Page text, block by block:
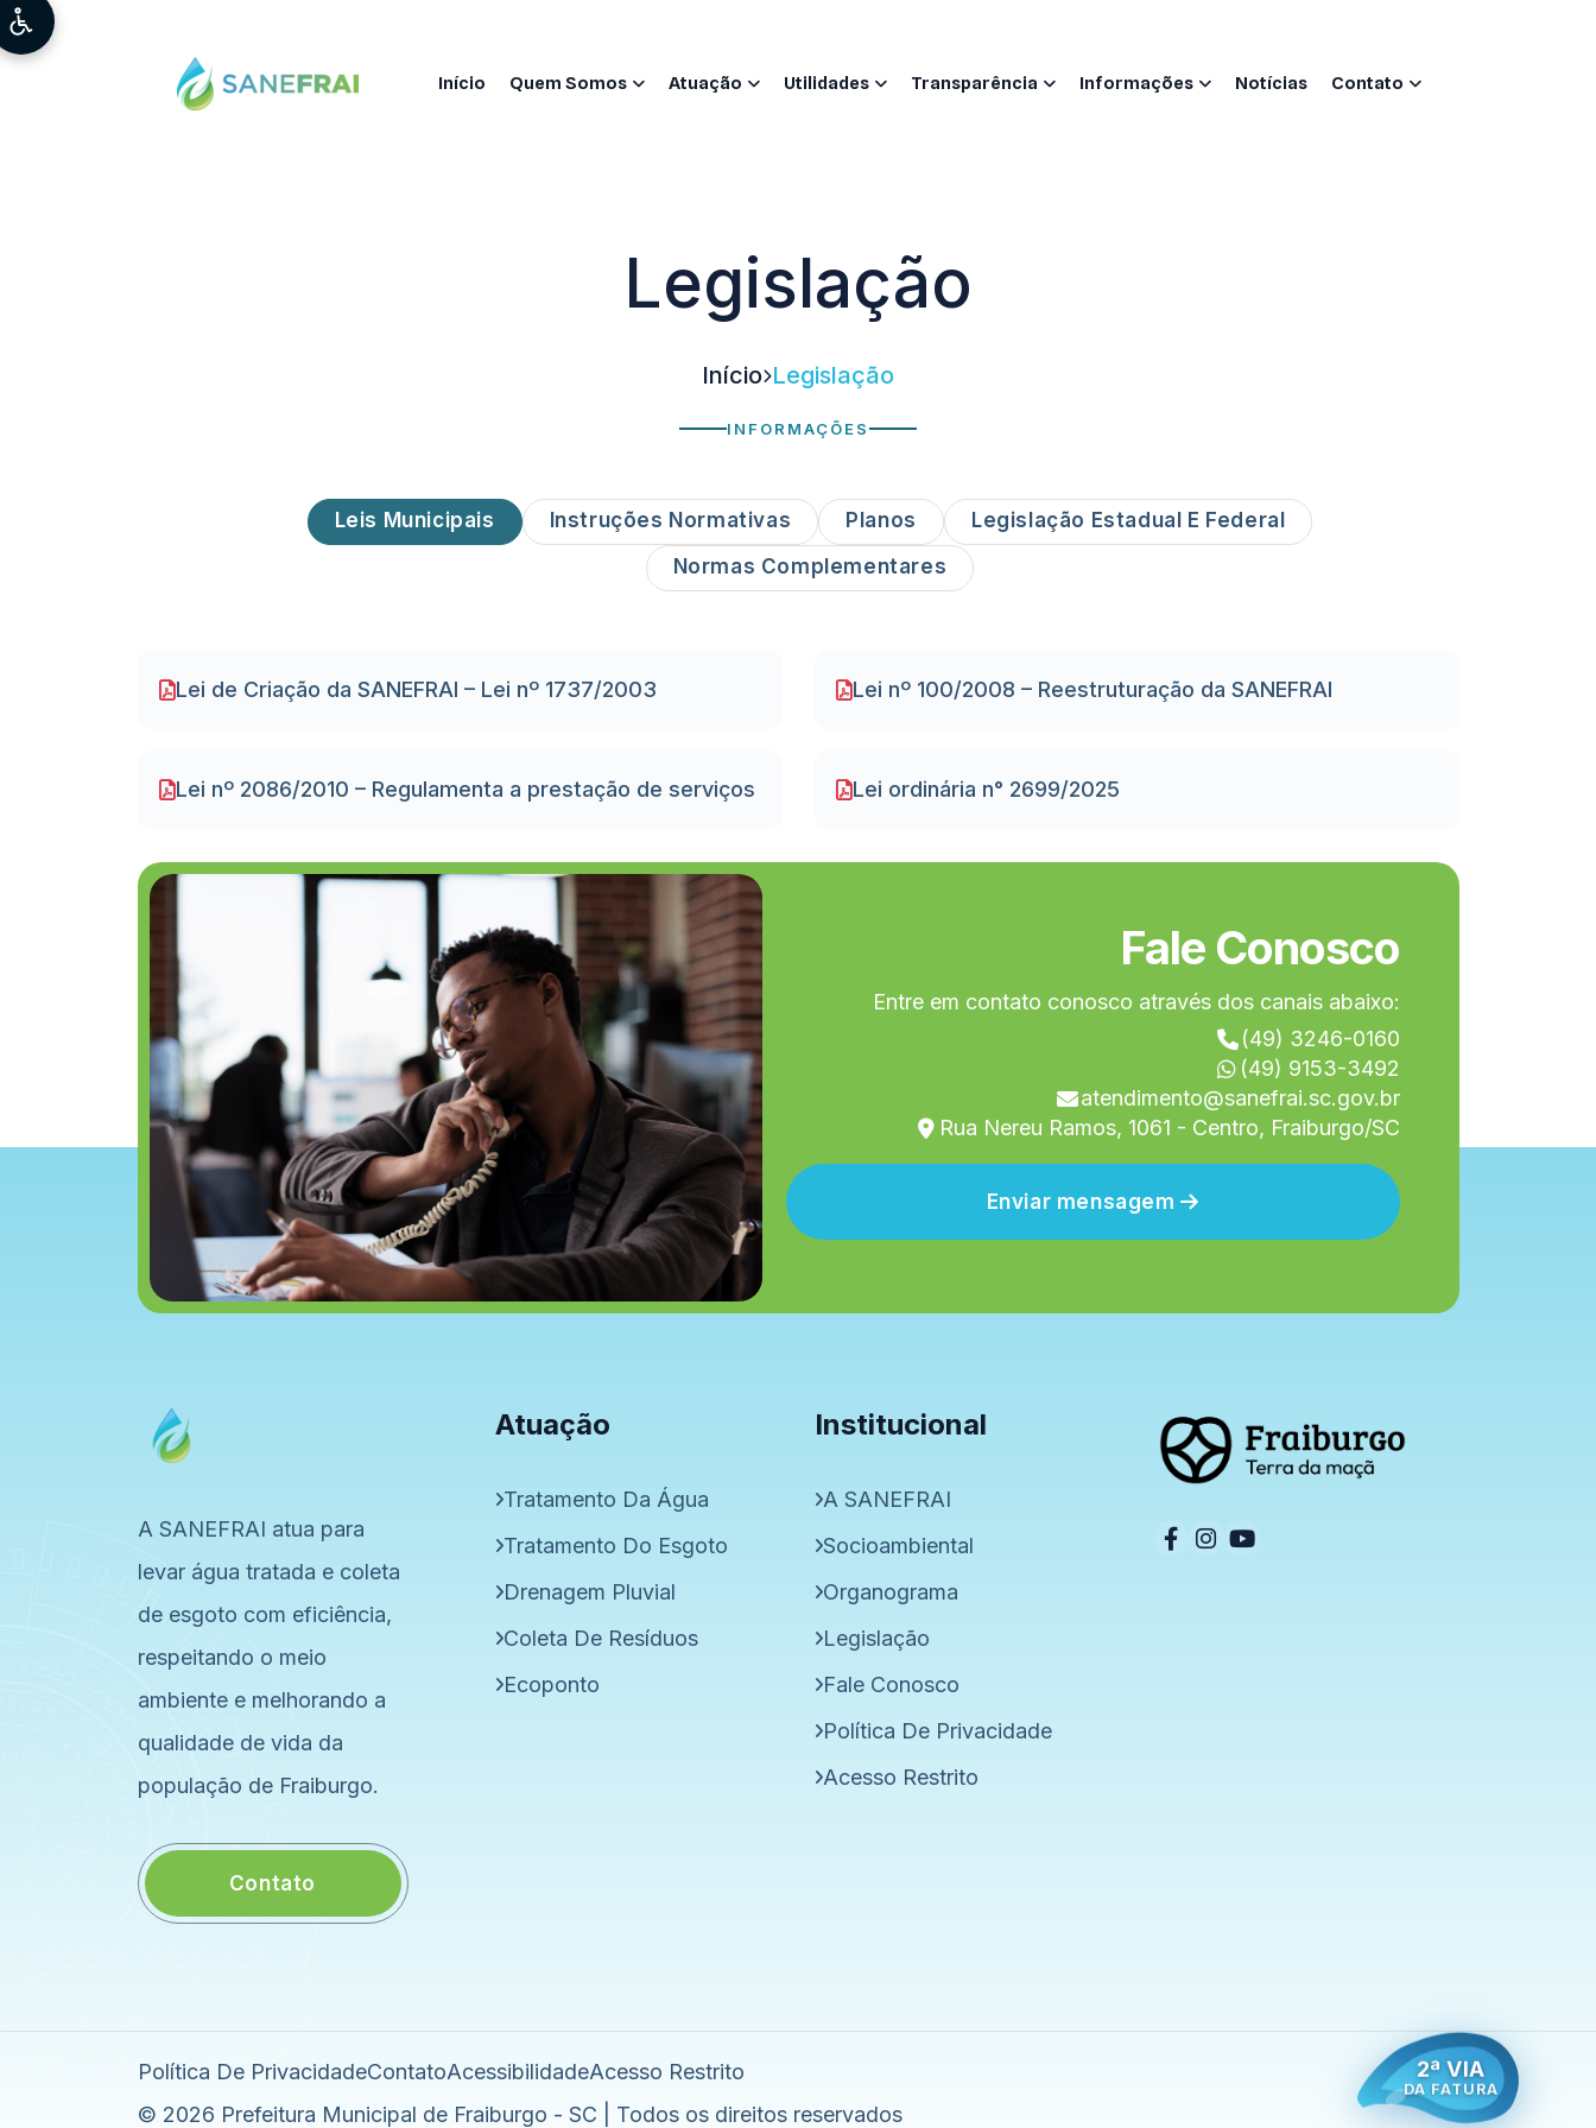
Início Quem Somos Atuação Utilidades Transparência Informações Notícias Contato
Legislação
Início Legislação
INFORMAÇÕES
Leis Municipais Instruções Normativas Planos
Legislação Estadual E Federal
Normas Complementares
Lei de Criação da SANEFRAI – Lei nº 1737/2003 Lei nº 100/2008 – Reestruturação da SANEFRAI
Lei nº 2086/2010 – Regulamenta a prestação de serviços Lei ordinária n° 2699/2025
Fale Conosco
Entre em contato conosco através dos canais abaixo:
(49) 3246-0160
(49) 9153-3492
atendimento@sanefrai.sc.gov.br
Rua Nereu Ramos, 1061 - Centro, Fraiburgo/SC
Enviar mensagem
A SANEFRAI atua para
levar água tratada e coleta
de esgoto com eficiência,
respeitando o meio
ambiente e melhorando a
qualidade de vida da
população de Fraiburgo.
Contato
Atuação
Tratamento Da Água
Tratamento Do Esgoto
Drenagem Pluvial
Coleta De Resíduos
Ecoponto
Institucional
A SANEFRAI
Socioambiental
Organograma
Legislação
Fale Conosco
Política De Privacidade
Acesso Restrito
© 2026 Prefeitura Municipal de Fraiburgo - SC | Todos os direitos reservados
Política De PrivacidadeContatoAcessibilidadeAcesso Restrito 2ª VIA
DA FATURA